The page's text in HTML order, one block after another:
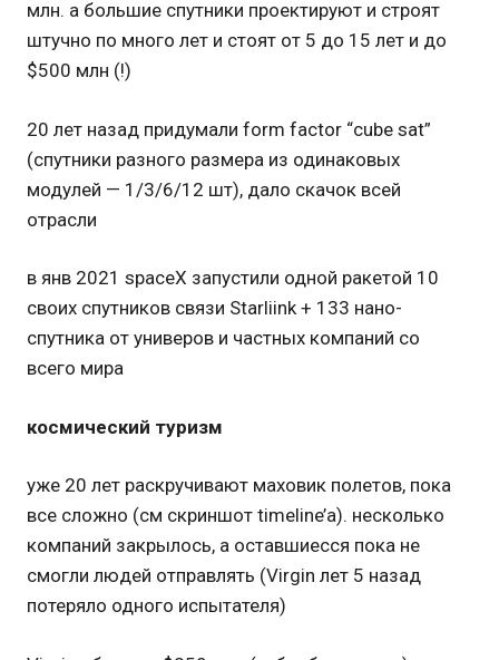
млн. а большие спутники проектируют и строят
штучно по много лет и стоят от 5 до 15 лет и до
$500 млн (!)
20 лет назад придумали form factor “cube sat”
(спутники разного размера из одинаковых
модулей — 1/3/6/12 шт), дало скачок всей
отрасли
в янв 2021 spaceX запустили одной ракетой 10
своих спутников связи Starliink + 133 нано-
спутника от универов и частных компаний со
всего мира
космический туризм
уже 20 лет раскручивают маховик полетов, пока
все сложно (см скриншот timeline’а). несколько
компаний закрылось, а оставшиесся пока не
смогли людей отправлять (Virgin лет 5 назад
потеряло одного испытателя)